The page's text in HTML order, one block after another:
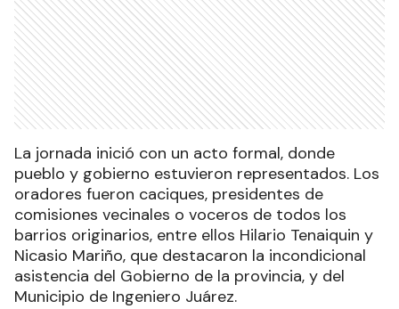
La jornada inició con un acto formal, donde
pueblo y gobierno estuvieron representados. Los
oradores fueron caciques, presidentes de
comisiones vecinales o voceros de todos los
barrios originarios, entre ellos Hilario Tenaiquin y
Nicasio Mariño, que destacaron la incondicional
asistencia del Gobierno de la provincia, y del
Municipio de Ingeniero Juárez.